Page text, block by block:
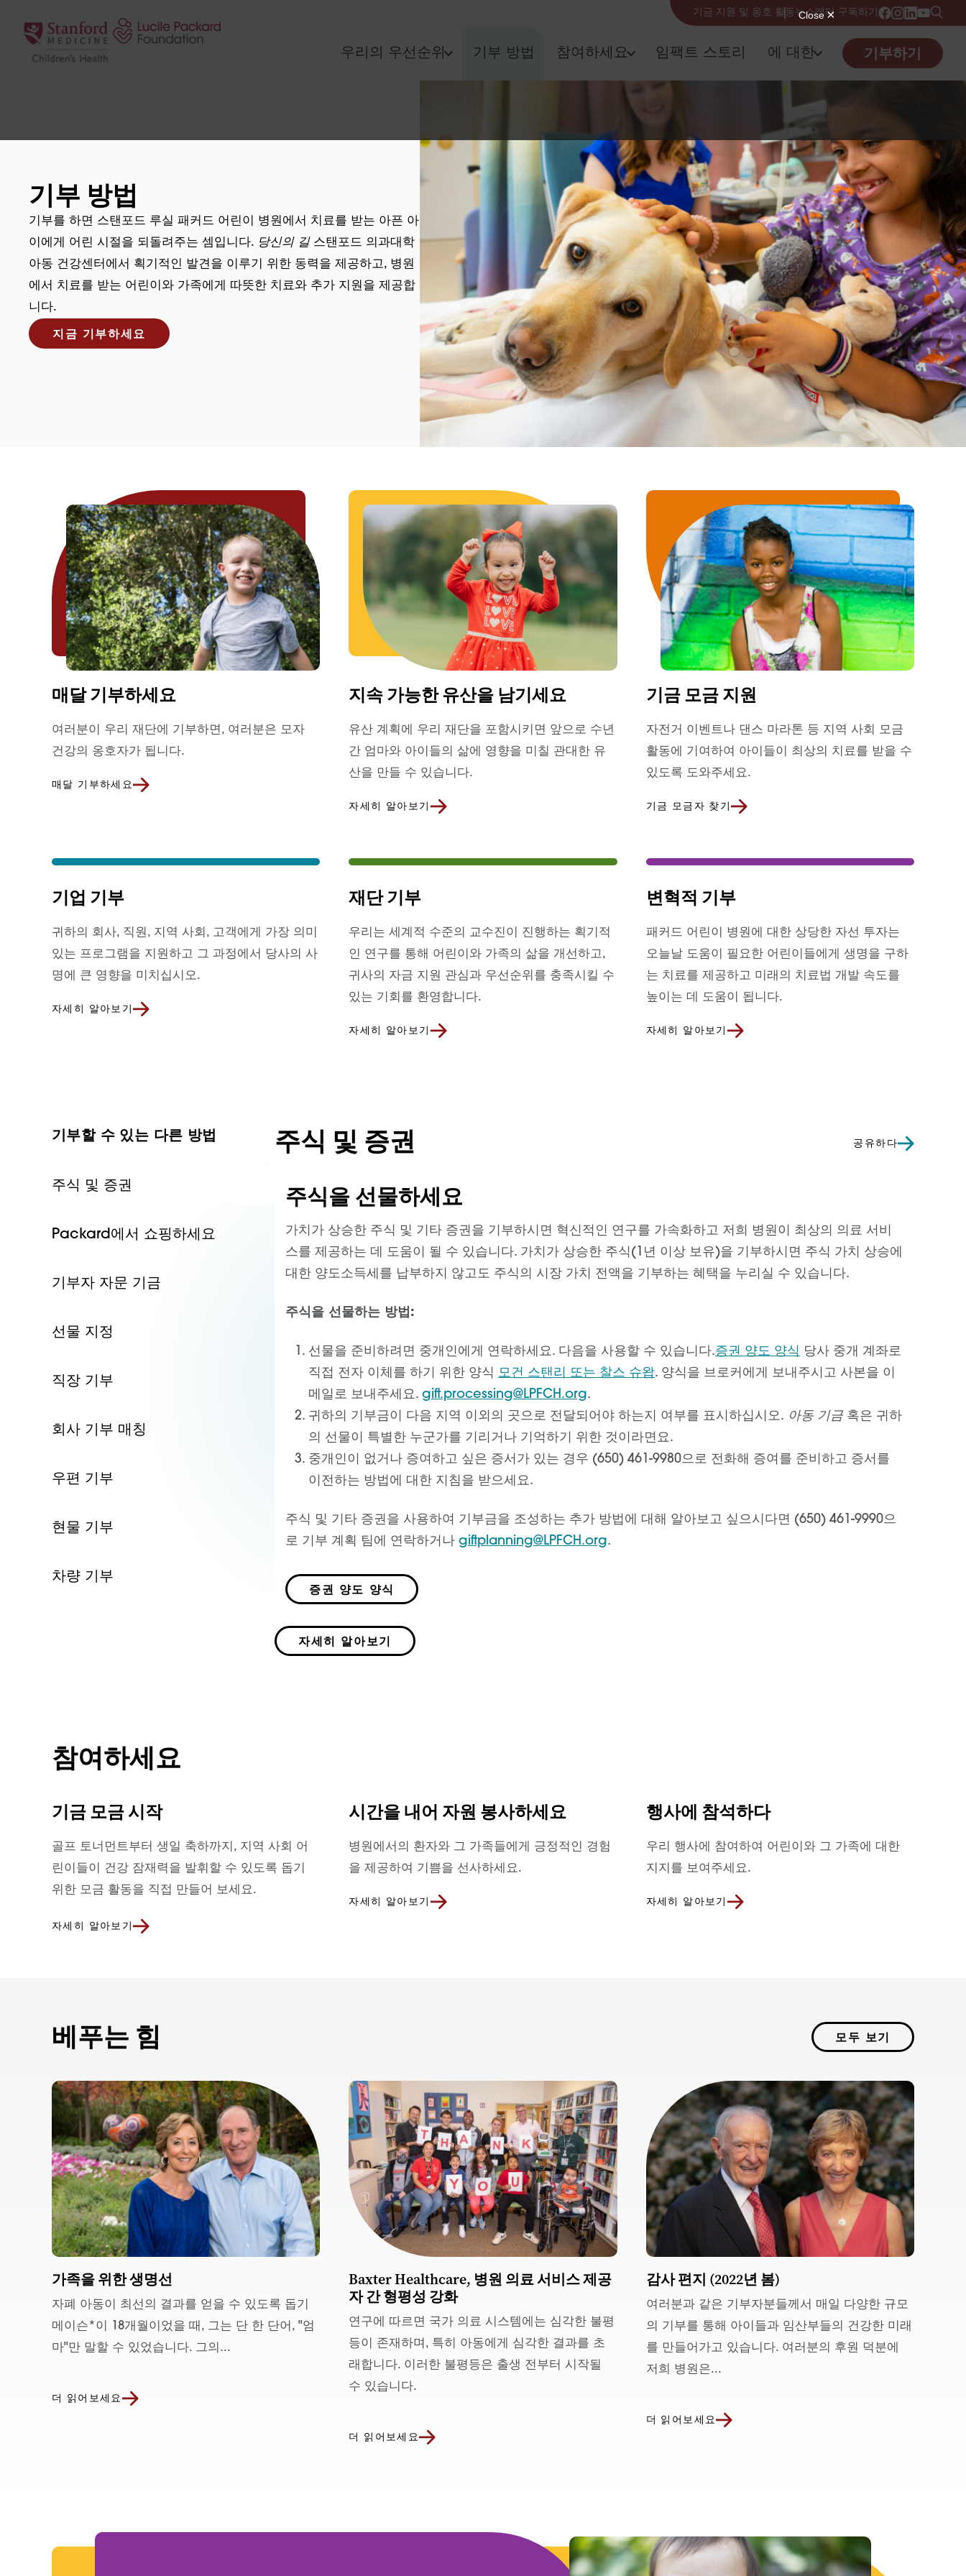
기금 지원 및 옹호 활동뉴스레터 구독하기
우리의 우선순위 기부 방법 참여하세요 임팩트 스토리 에 대한 기부하기
기부 방법
기부를 하면 스탠포드 루실 패커드 어린이 병원에서 치료를 받는 아픈 아
이에게 어린 시절을 되돌려주는 셈입니다. 당신의 길 스탠포드 의과대학
아동 건강센터에서 획기적인 발견을 이루기 위한 동력을 제공하고, 병원
에서 치료를 받는 어린이와 가족에게 따뜻한 치료와 추가 지원을 제공합
니다.
지금 기부하세요
매달 기부하세요
여러분이 우리 재단에 기부하면, 여러분은 모자
건강의 옹호자가 됩니다.
매달 기부하세요
지속 가능한 유산을 남기세요
유산 계획에 우리 재단을 포함시키면 앞으로 수년
간 엄마와 아이들의 삶에 영향을 미칠 관대한 유
산을 만들 수 있습니다.
자세히 알아보기
기금 모금 지원
자전거 이벤트나 댄스 마라톤 등 지역 사회 모금
활동에 기여하여 아이들이 최상의 치료를 받을 수
있도록 도와주세요.
기금 모금자 찾기
기업 기부
귀하의 회사, 직원, 지역 사회, 고객에게 가장 의미
있는 프로그램을 지원하고 그 과정에서 당사의 사
명에 큰 영향을 미치십시오.
자세히 알아보기
재단 기부
우리는 세계적 수준의 교수진이 진행하는 획기적
인 연구를 통해 어린이와 가족의 삶을 개선하고,
귀사의 자금 지원 관심과 우선순위를 충족시킬 수
있는 기회를 환영합니다.
자세히 알아보기
변혁적 기부
패커드 어린이 병원에 대한 상당한 자선 투자는
오늘날 도움이 필요한 어린이들에게 생명을 구하
는 치료를 제공하고 미래의 치료법 개발 속도를
높이는 데 도움이 됩니다.
자세히 알아보기
기부할 수 있는 다른 방법
주식 및 증권
Packard에서 쇼핑하세요
기부자 자문 기금
선물 지정
직장 기부
회사 기부 매칭
우편 기부
현물 기부
차량 기부
주식 및 증권 공유하다
주식을 선물하세요
가치가 상승한 주식 및 기타 증권을 기부하시면 혁신적인 연구를 가속화하고 저희 병원이 최상의 의료 서비
스를 제공하는 데 도움이 될 수 있습니다. 가치가 상승한 주식(1년 이상 보유)을 기부하시면 주식 가치 상승에
대한 양도소득세를 납부하지 않고도 주식의 시장 가치 전액을 기부하는 혜택을 누리실 수 있습니다.
주식을 선물하는 방법:
선물을 준비하려면 중개인에게 연락하세요. 다음을 사용할 수 있습니다.증권 양도 양식 당사 중개 계좌로
직접 전자 이체를 하기 위한 양식 모건 스탠리 또는 찰스 슈왑. 양식을 브로커에게 보내주시고 사본을 이
메일로 보내주세요. gift.processing@LPFCH.org.
귀하의 기부금이 다음 지역 이외의 곳으로 전달되어야 하는지 여부를 표시하십시오. 아동 기금혹은 귀하
의 선물이 특별한 누군가를 기리거나 기억하기 위한 것이라면요.
중개인이 없거나 증여하고 싶은 증서가 있는 경우 (650) 461-9980으로 전화해 증여를 준비하고 증서를
이전하는 방법에 대한 지침을 받으세요.
주식 및 기타 증권을 사용하여 기부금을 조성하는 추가 방법에 대해 알아보고 싶으시다면 (650) 461-9990으
로 기부 계획 팀에 연락하거나 giftplanning@LPFCH.org.
증권 양도 양식
자세히 알아보기
참여하세요
기금 모금 시작
골프 토너먼트부터 생일 축하까지, 지역 사회 어
린이들이 건강 잠재력을 발휘할 수 있도록 돕기
위한 모금 활동을 직접 만들어 보세요.
자세히 알아보기
시간을 내어 자원 봉사하세요
병원에서의 환자와 그 가족들에게 긍정적인 경험
을 제공하여 기쁨을 선사하세요.
자세히 알아보기
행사에 참석하다
우리 행사에 참여하여 어린이와 그 가족에 대한
지지를 보여주세요.
자세히 알아보기
베푸는 힘 모두 보기
가족을 위한 생명선
자폐 아동이 최선의 결과를 얻을 수 있도록 돕기
메이슨*이 18개월이었을 때, 그는 단 한 단어, "엄
마"만 말할 수 있었습니다. 그의...
더 읽어보세요
Baxter Healthcare, 병원 의료 서비스 제공
자 간 형평성 강화
연구에 따르면 국가 의료 시스템에는 심각한 불평
등이 존재하며, 특히 아동에게 심각한 결과를 초
래합니다. 이러한 불평등은 출생 전부터 시작될
수 있습니다.
더 읽어보세요
감사 편지 (2022년 봄)
여러분과 같은 기부자분들께서 매일 다양한 규모
의 기부를 통해 아이들과 임산부들의 건강한 미래
를 만들어가고 있습니다. 여러분의 후원 덕분에
저희 병원은...
더 읽어보세요